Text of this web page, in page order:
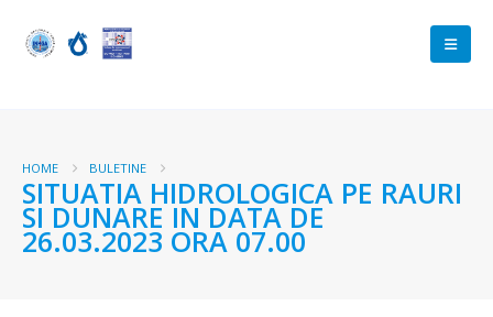
HOME BULETINE
SITUATIA HIDROLOGICA PE RAURI
SI DUNARE IN DATA DE
26.03.2023 ORA 07.00